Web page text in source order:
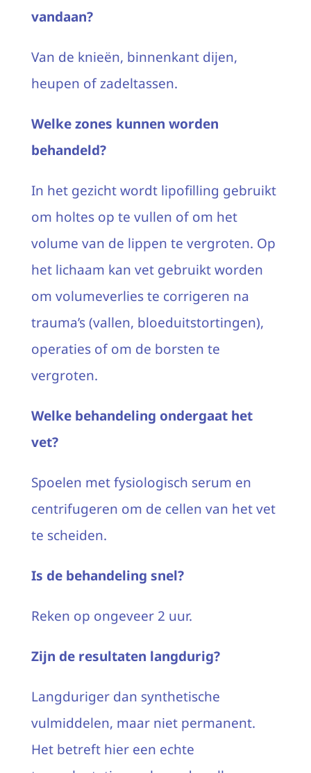
vandaan?
Van de knieën, binnenkant dijen,
heupen of zadeltassen.
Welke zones kunnen worden
behandeld?
In het gezicht wordt lipofilling gebruikt
om holtes op te vullen of om het
volume van de lippen te vergroten. Op
het lichaam kan vet gebruikt worden
om volumeverlies te corrigeren na
trauma’s (vallen, bloeduitstortingen),
operaties of om de borsten te
vergroten.
Welke behandeling ondergaat het
vet?
Spoelen met fysiologisch serum en
centrifugeren om de cellen van het vet
te scheiden.
Is de behandeling snel?
Reken op ongeveer 2 uur.
Zijn de resultaten langdurig?
Langduriger dan synthetische
vulmiddelen, maar niet permanent.
Het betreft hier een echte